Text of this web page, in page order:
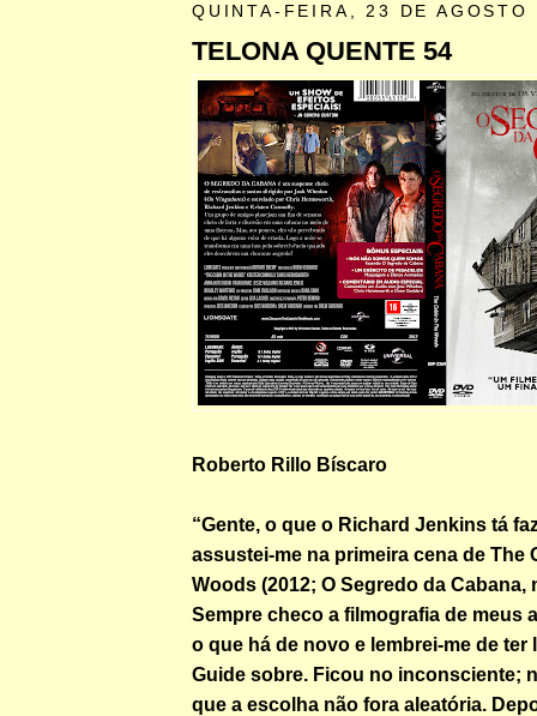
QUINTA-FEIRA, 23 DE AGOSTO
TELONA QUENTE 54
Roberto Rillo Bíscaro
“Gente, o que o Richard Jenkins tá
assustei-me na primeira cena de The
Woods (2012; O Segredo da Cabana,
Sempre checo a filmografia de meus
o que há de novo e lembrei-me de ter
Guide sobre. Ficou no inconsciente;
que a escolha não fora aleatória.